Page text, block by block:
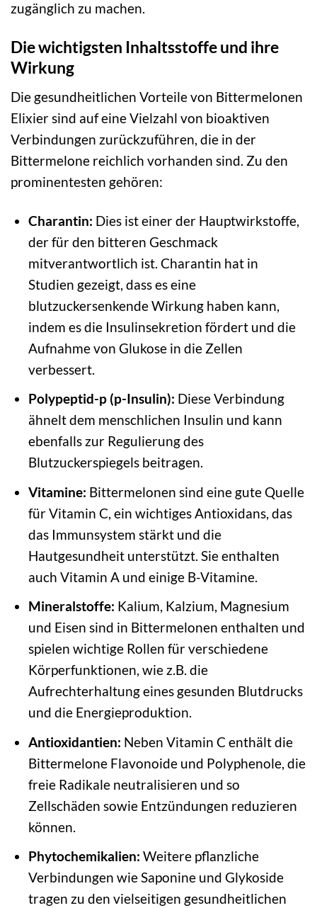
zugänglich zu machen.
Die wichtigsten Inhaltsstoffe und ihre
Wirkung
Die gesundheitlichen Vorteile von Bittermelonen
Elixier sind auf eine Vielzahl von bioaktiven
Verbindungen zurückzuführen, die in der
Bittermelone reichlich vorhanden sind. Zu den
prominentesten gehören:
Charantin: Dies ist einer der Hauptwirkstoffe,
der für den bitteren Geschmack
mitverantwortlich ist. Charantin hat in
Studien gezeigt, dass es eine
blutzuckersenkende Wirkung haben kann,
indem es die Insulinsekretion fördert und die
Aufnahme von Glukose in die Zellen
verbessert.
Polypeptid-p (p-Insulin): Diese Verbindung
ähnelt dem menschlichen Insulin und kann
ebenfalls zur Regulierung des
Blutzuckerspiegels beitragen.
Vitamine: Bittermelonen sind eine gute Quelle
für Vitamin C, ein wichtiges Antioxidans, das
das Immunsystem stärkt und die
Hautgesundheit unterstützt. Sie enthalten
auch Vitamin A und einige B-Vitamine.
Mineralstoffe: Kalium, Kalzium, Magnesium
und Eisen sind in Bittermelonen enthalten und
spielen wichtige Rollen für verschiedene
Körperfunktionen, wie z.B. die
Aufrechterhaltung eines gesunden Blutdrucks
und die Energieproduktion.
Antioxidantien: Neben Vitamin C enthält die
Bittermelone Flavonoide und Polyphenole, die
freie Radikale neutralisieren und so
Zellschäden sowie Entzündungen reduzieren
können.
Phytochemikalien: Weitere pflanzliche
Verbindungen wie Saponine und Glykoside
tragen zu den vielseitigen gesundheitlichen